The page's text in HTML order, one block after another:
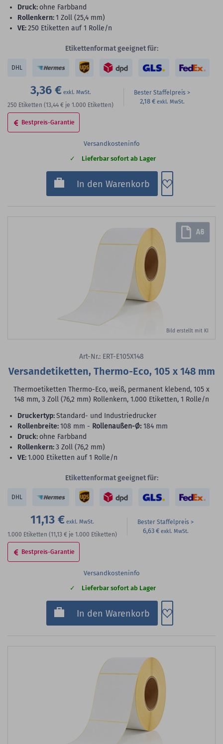
Druck: ohne Farbband
Rollenkern:1 Zoll (25,4 mm)
VE:250 Etiketten auf 1 Rolle/n
Etikettenformat geeignet für:
DHL
3,36 €
250 Etiketten (13,44 € je 1.000 Etiketten)
Bester Staffelpreis
2,18 €
Bestpreis-Garantie
Versandkosteninfo
Lieferbar sofort ab Lager
In den Warenkorb Zum
Bild erstellt mit KI
Art-Nr.: ERT-E105X148
Versandetiketten, Thermo-Eco, 105 x 148 mm
Thermoetiketten Thermo-Eco, weiß, permanent klebend, 105 x
148 mm, 3 Zoll (76,2 mm) Rollenkern, 1.000 Etiketten, 1 Rolle/n
Druckertyp:Standard- und Industriedrucker
Rollenbreite:108 mm - Rollenaußen-Ø: 184 mm
Druck: ohne Farbband
Rollenkern:3 Zoll (76,2 mm)
VE:1.000 Etiketten auf 1 Rolle/n
Etikettenformat geeignet für:
DHL
11,13 €
1.000 Etiketten (11,13 € je 1.000 Etiketten)
Bester Staffelpreis
6,63 €
Bestpreis-Garantie
Versandkosteninfo
Lieferbar sofort ab Lager
In den Warenkorb Zum